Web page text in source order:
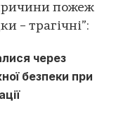
пожеж
– трагічні”:
через
безпеки при